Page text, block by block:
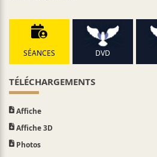
SÉANCES DVD
TÉLÉCHARGEMENTS
Affiche
Affiche 3D
Photos